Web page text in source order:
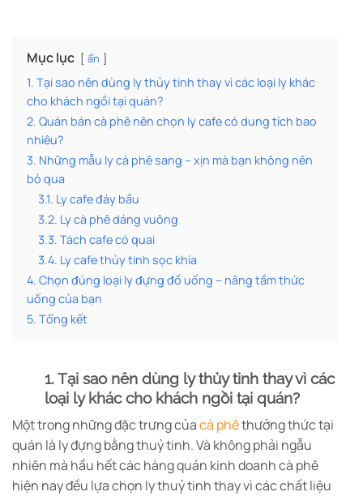
Mục lục ẩn
1. Tại sao nên dùng ly thủy tinh thay vì các loại ly khác
cho khách ngồi tại quán?
2. Quán bán cà phê nên chọn ly cafe có dung tích bao
nhiêu?
3. Những mẫu ly cà phê sang – xịn mà bạn không nên
bỏ qua
3.1. Ly cafe đáy bầu
3.2. Ly cà phê dáng vuông
3.3. Tách cafe có quai
3.4. Ly cafe thủy tinh sọc khía
4. Chọn đúng loại ly đựng đồ uống – nâng tầm thức
uống của bạn
5. Tổng kết
1. Tại sao nên dùng ly thủy tinh thay vì các
loại ly khác cho khách ngồi tại quán?
Một trong những đặc trưng củacà phêthưởng thức tại
quán là ly đựng bằng thuỷ tinh. Và không phải ngẫu
nhiên mà hầu hết các hàng quán kinh doanh cà phê
hiện nay đều lựa chọn ly thuỷ tinh thay vì các chất liệu